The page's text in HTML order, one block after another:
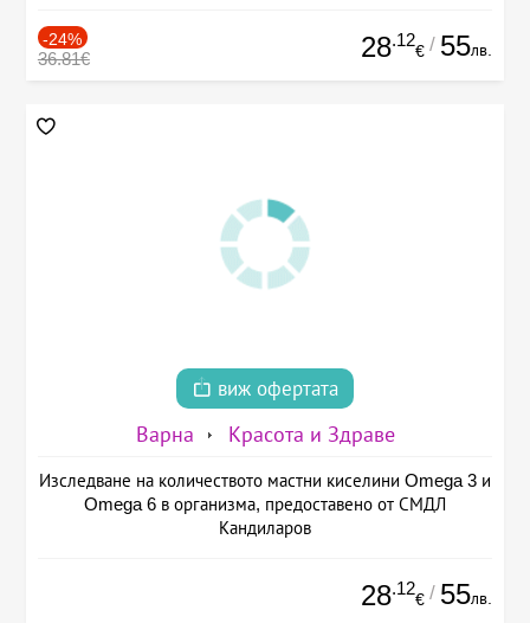
-24%
36.81€ 28.12
€ / 55лв.
виж офертата
Варна Красота и Здраве
Изследване на количеството мастни киселини Omega 3 и
Omega 6 в организма, предоставено от СМДЛ
Кандиларов
28.12
€ / 55лв.